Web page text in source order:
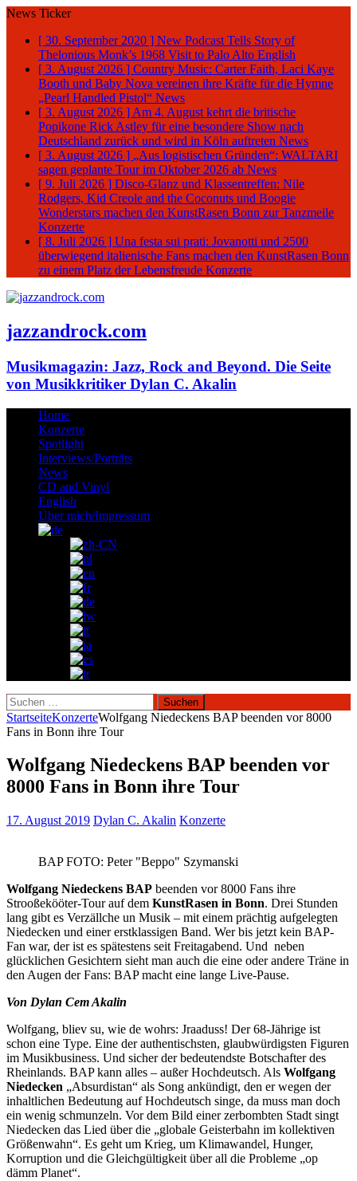
News Ticker
[ 30. September 2020 ] New Podcast Tells Story of
Thelonious Monk’s 1968 Visit to Palo Alto English
[ 3. August 2026 ] Country Music: Carter Faith, Laci Kaye
Booth und Baby Nova vereinen ihre Kräfte für die Hymne
„Pearl Handled Pistol“ News
[ 3. August 2026 ] Am 4. August kehrt die britische
Popikone Rick Astley für eine besondere Show nach
Deutschland zurück und wird in Köln auftreten News
[ 3. August 2026 ] „Aus logistischen Gründen“: WALTARI
sagen geplante Tour im Oktober 2026 ab News
[ 9. Juli 2026 ] Disco-Glanz und Klassentreffen: Nile
Rodgers, Kid Creole and the Coconuts und Boogie
Wonderstars machen den KunstRasen Bonn zur Tanzmeile
Konzerte
[ 8. Juli 2026 ] Una festa sui prati: Jovanotti und 2500
überwiegend italienische Fans machen den KunstRasen Bonn
zu einem Platz der Lebensfreude Konzerte
jazzandrock.com
Musikmagazin: Jazz, Rock and Beyond. Die Seite
von Musikkritiker Dylan C. Akalin
Home
Konzerte
Spotlight
Interviews/Porträts
News
CD and Vinyl
English
Über mich/Impressum
Suchen
nach:
StartseiteKonzerteWolfgang Niedeckens BAP beenden vor 8000
Fans in Bonn ihre Tour
Wolfgang Niedeckens BAP beenden vor
8000 Fans in Bonn ihre Tour
17. August 2019 Dylan C. Akalin Konzerte
BAP FOTO: Peter "Beppo" Szymanski
Wolfgang Niedeckens BAP beenden vor 8000 Fans ihre
Strooßekööter-Tour auf dem KunstRasen in Bonn. Drei Stunden
lang gibt es Verzällche un Musik – mit einem prächtig aufgelegten
Niedecken und einer erstklassigen Band. Wer bis jetzt kein BAP-
Fan war, der ist es spätestens seit Freitagabend. Und neben
glücklichen Gesichtern sieht man auch die eine oder andere Träne in
den Augen der Fans: BAP macht eine lange Live-Pause.
Von Dylan Cem Akalin
Wolfgang, bliev su, wie de wohrs: Jraaduss! Der 68-Jährige ist
schon eine Type. Eine der authentischsten, glaubwürdigsten Figuren
im Musikbusiness. Und sicher der bedeutendste Botschafter des
Rheinlands. BAP kann alles – außer Hochdeutsch. Als Wolfgang
Niedecken „Absurdistan“ als Song ankündigt, den er wegen der
inhaltlichen Bedeutung auf Hochdeutsch singe, da muss man doch
ein wenig schmunzeln. Vor dem Bild einer zerbombten Stadt singt
Niedecken das Lied über die „globale Geisterbahn im kollektiven
Größenwahn“. Es geht um Krieg, um Klimawandel, Hunger,
Korruption und die Gleichgültigkeit über all die Probleme „op
dämm Planet“.